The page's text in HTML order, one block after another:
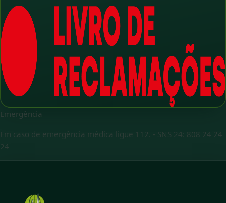
Emergência
Em caso de emergência médica ligue 112. - SNS 24: 808 24 24
24